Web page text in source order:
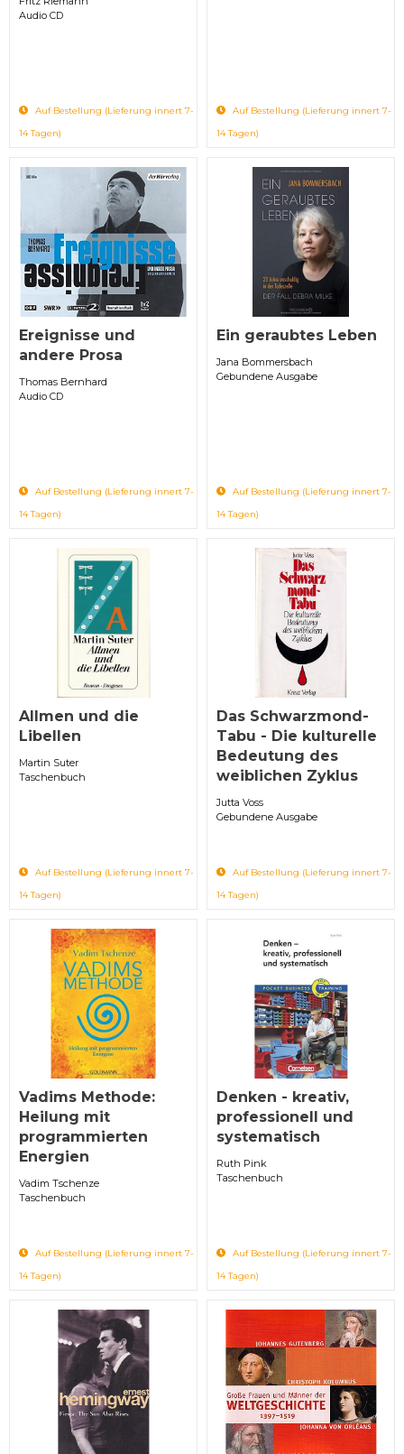
Audio CD
Auf Bestellung (Lieferung innert 7-
14 Tagen)
Auf Bestellung (Lieferung innert 7-
14 Tagen)
Ereignisse und
andere Prosa
Thomas Bernhard
Audio CD
Auf Bestellung (Lieferung innert 7-
14 Tagen)
Ein geraubtes Leben
Jana Bommersbach
Gebundene Ausgabe
Auf Bestellung (Lieferung innert 7-
14 Tagen)
Allmen und die
Libellen
Martin Suter
Taschenbuch
Auf Bestellung (Lieferung innert 7-
14 Tagen)
Das Schwarzmond-
Tabu - Die kulturelle
Bedeutung des
weiblichen Zyklus
Jutta Voss
Gebundene Ausgabe
Auf Bestellung (Lieferung innert 7-
14 Tagen)
Vadims Methode:
Heilung mit
programmierten
Energien
Vadim Tschenze
Taschenbuch
Auf Bestellung (Lieferung innert 7-
14 Tagen)
Denken - kreativ,
professionell und
systematisch
Ruth Pink
Taschenbuch
Auf Bestellung (Lieferung innert 7-
14 Tagen)